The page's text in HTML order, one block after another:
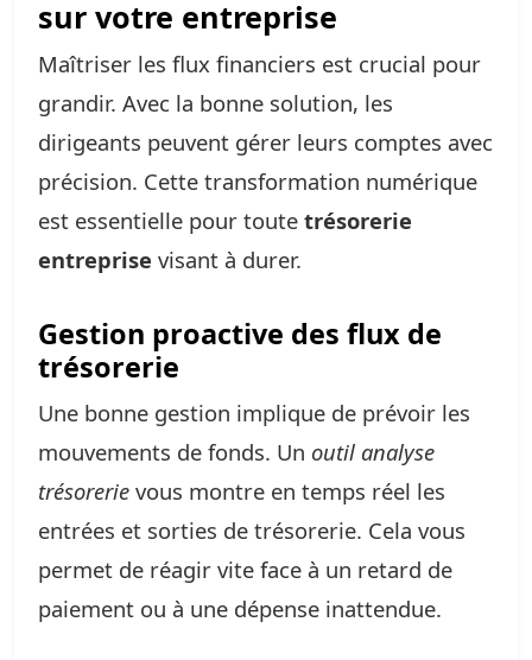
sur votre entreprise
Maîtriser les flux financiers est crucial pour
grandir. Avec la bonne solution, les
dirigeants peuvent gérer leurs comptes avec
précision. Cette transformation numérique
est essentielle pour toute trésorerie
entreprise visant à durer.
Gestion proactive des flux de
trésorerie
Une bonne gestion implique de prévoir les
mouvements de fonds. Un outil analyse
trésorerie vous montre en temps réel les
entrées et sorties de trésorerie. Cela vous
permet de réagir vite face à un retard de
paiement ou à une dépense inattendue.